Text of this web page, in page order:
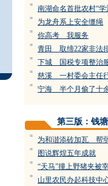
= 南湖命名首批农村“学
= 为龙舟系上安全缰绳
= 你高考 我服务
= 青田 取缔22家非法
= 下城 国税专项整治
= 慈溪 一村委会主任
= 宁海 半个月偷了十
第三版：钱塘
= 为和谐添砖加瓦 帮
= 图说辉煌五年成就
= “天马”撞上野猪夹被
= 山里农民办起科技中